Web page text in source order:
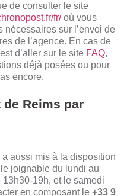
de consulter le site
fr/où vous
nécessaires sur l’envoi de
de l’agence. En cas de
d’aller sur le site FAQ,
déjà posées ou pour
encore.
Reims par
a aussi mis à la disposition
joignable du lundi au
19h, et le samedi
en composant le +33 9